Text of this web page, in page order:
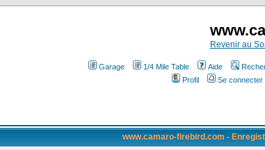
Revenir au
Garage 1/4 Mile Table Aide
Profil
Se
www.camaro-firebird.com -